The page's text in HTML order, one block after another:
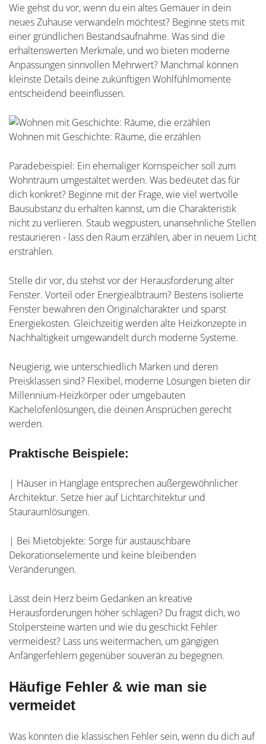
Wie gehst du vor, wenn du ein altes Gemäuer in dein
neues Zuhause verwandeln möchtest? Beginne stets mit
einer gründlichen Bestandsaufnahme. Was sind die
erhaltenswerten Merkmale, und wo bieten moderne
Anpassungen sinnvollen Mehrwert? Manchmal können
kleinste Details deine zukünftigen Wohlfühlmomente
entscheidend beeinflussen.
Wohnen mit Geschichte: Räume, die erzählen
Paradebeispiel: Ein ehemaliger Kornspeicher soll zum
Wohntraum umgestaltet werden. Was bedeutet das für
dich konkret? Beginne mit der Frage, wie viel wertvolle
Bausubstanz du erhalten kannst, um die Charakteristik
nicht zu verlieren. Staub wegpusten, unansehnliche Stellen
restaurieren - lass den Raum erzählen, aber in neuem Licht
erstrahlen.
Stelle dir vor, du stehst vor der Herausforderung alter
Fenster. Vorteil oder Energiealbtraum? Bestens isolierte
Fenster bewahren den Originalcharakter und sparst
Energiekosten. Gleichzeitig werden alte Heizkonzepte in
Nachhaltigkeit umgewandelt durch moderne Systeme.
Neugierig, wie unterschiedlich Marken und deren
Preisklassen sind? Flexibel, moderne Lösungen bieten dir
Millennium-Heizkörper oder umgebauten
Kachelofenlösungen, die deinen Ansprüchen gerecht
werden.
Praktische Beispiele:
| Häuser in Hanglage entsprechen außergewöhnlicher
Architektur. Setze hier auf Lichtarchitektur und
Stauraumlösungen.
| Bei Mietobjekte: Sorge für austauschbare
Dekorationselemente und keine bleibenden
Veränderungen.
Lässt dein Herz beim Gedanken an kreative
Herausforderungen höher schlagen? Du fragst dich, wo
Stolpersteine warten und wie du geschickt Fehler
vermeidest? Lass uns weitermachen, um gängigen
Anfängerfehlern gegenüber souverän zu begegnen.
Häufige Fehler & wie man sie
vermeidet
Was könnten die klassischen Fehler sein, wenn du dich auf